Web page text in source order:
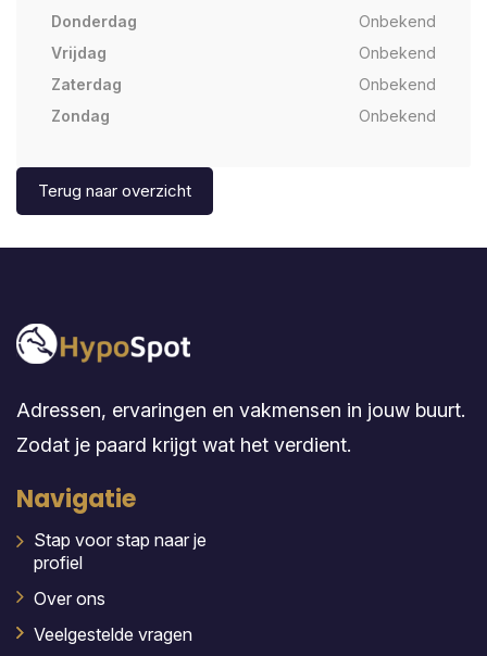
Donderdag
Onbekend
Vrijdag
Onbekend
Zaterdag
Onbekend
Zondag
Onbekend
Terug naar overzicht
Adressen, ervaringen en vakmensen in jouw buurt.
Zodat je paard krijgt wat het verdient.
Navigatie
Stap voor stap naar je
profiel
Over ons
Veelgestelde vragen